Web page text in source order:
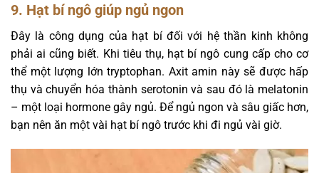
9. Hạt bí ngô giúp ngủ ngon
Đây là công dụng của hạt bí đối với hệ thần kinh không
phải ai cũng biết. Khi tiêu thụ, hạt bí ngô cung cấp cho cơ
thể một lượng lớn tryptophan. Axit amin này sẽ được hấp
thụ và chuyển hóa thành serotonin và sau đó là melatonin
– một loại hormone gây ngủ. Để ngủ ngon và sâu giấc hơn,
bạn nên ăn một vài hạt bí ngô trước khi đi ngủ vài giờ.